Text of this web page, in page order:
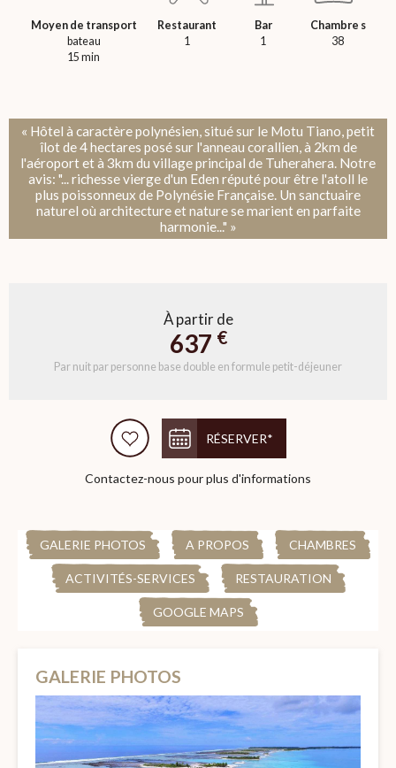
Moyen de transport
bateau
15 min
Restaurant
1
Bar
1
Chambre s
38
« Hôtel à caractère polynésien, situé sur le Motu Tiano, petit
îlot de 4 hectares posé sur l'anneau corallien, à 2km de
l'aéroport et à 3km du village principal de Tuherahera. Notre
avis: "... richesse vierge d'un Eden réputé pour être l'atoll le
plus poissonneux de Polynésie Française. Un sanctuaire
naturel où architecture et nature se marient en parfaite
harmonie..." »
À partir de
637 €
Par nuit par personne base double en formule petit-déjeuner
RÉSERVER*
Contactez-nous pour plus d'informations
GALERIE PHOTOS A PROPOS CHAMBRES
ACTIVITÉS-SERVICES RESTAURATION
GOOGLE MAPS
GALERIE PHOTOS